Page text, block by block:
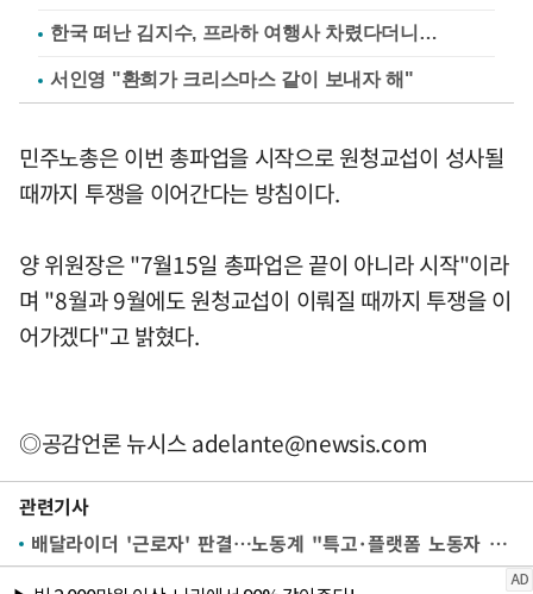
한국 떠난 김지수, 프라하 여행사 차렸다더니…
서인영 "환희가 크리스마스 같이 보내자 해"
민주노총은 이번 총파업을 시작으로 원청교섭이 성사될
때까지 투쟁을 이어간다는 방침이다.
양 위원장은 "7월15일 총파업은 끝이 아니라 시작"이라
며 "8월과 9월에도 원청교섭이 이뤄질 때까지 투쟁을 이
어가겠다"고 밝혔다.
◎공감언론 뉴시스adelante@newsis.com
관련기사
배달라이더 '근로자' 판결…노동계 "특고·플랫폼 노동자 제도 시급"(종합)